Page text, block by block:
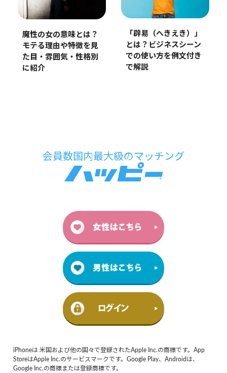
魔性の女の意味とは？
モテる理由や特徴を見
た目・雰囲気・性格別
に紹介
「辟易（へきえき）」
とは？ビジネスシーン
での使い方を例文付き
で解説
iPhoneは 米国および他の国々で登録されたApple Inc.の商標です。App
StoreはApple Inc.のサービスマークです。Google Play、Androidは、
Google Inc.の商標または登録商標です。